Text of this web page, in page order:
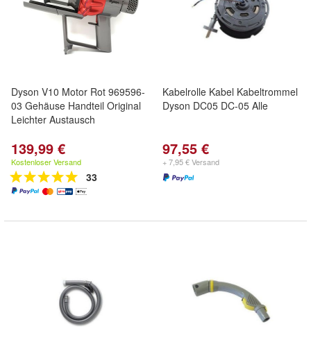
Dyson V10 Motor Rot 969596-
03 Gehäuse Handteil Original
Leichter Austausch
139,99 €
Kostenloser Versand
33
Kabelrolle Kabel Kabeltrommel
Dyson DC05 DC-05 Alle
97,55 €
+ 7,95 € Versand